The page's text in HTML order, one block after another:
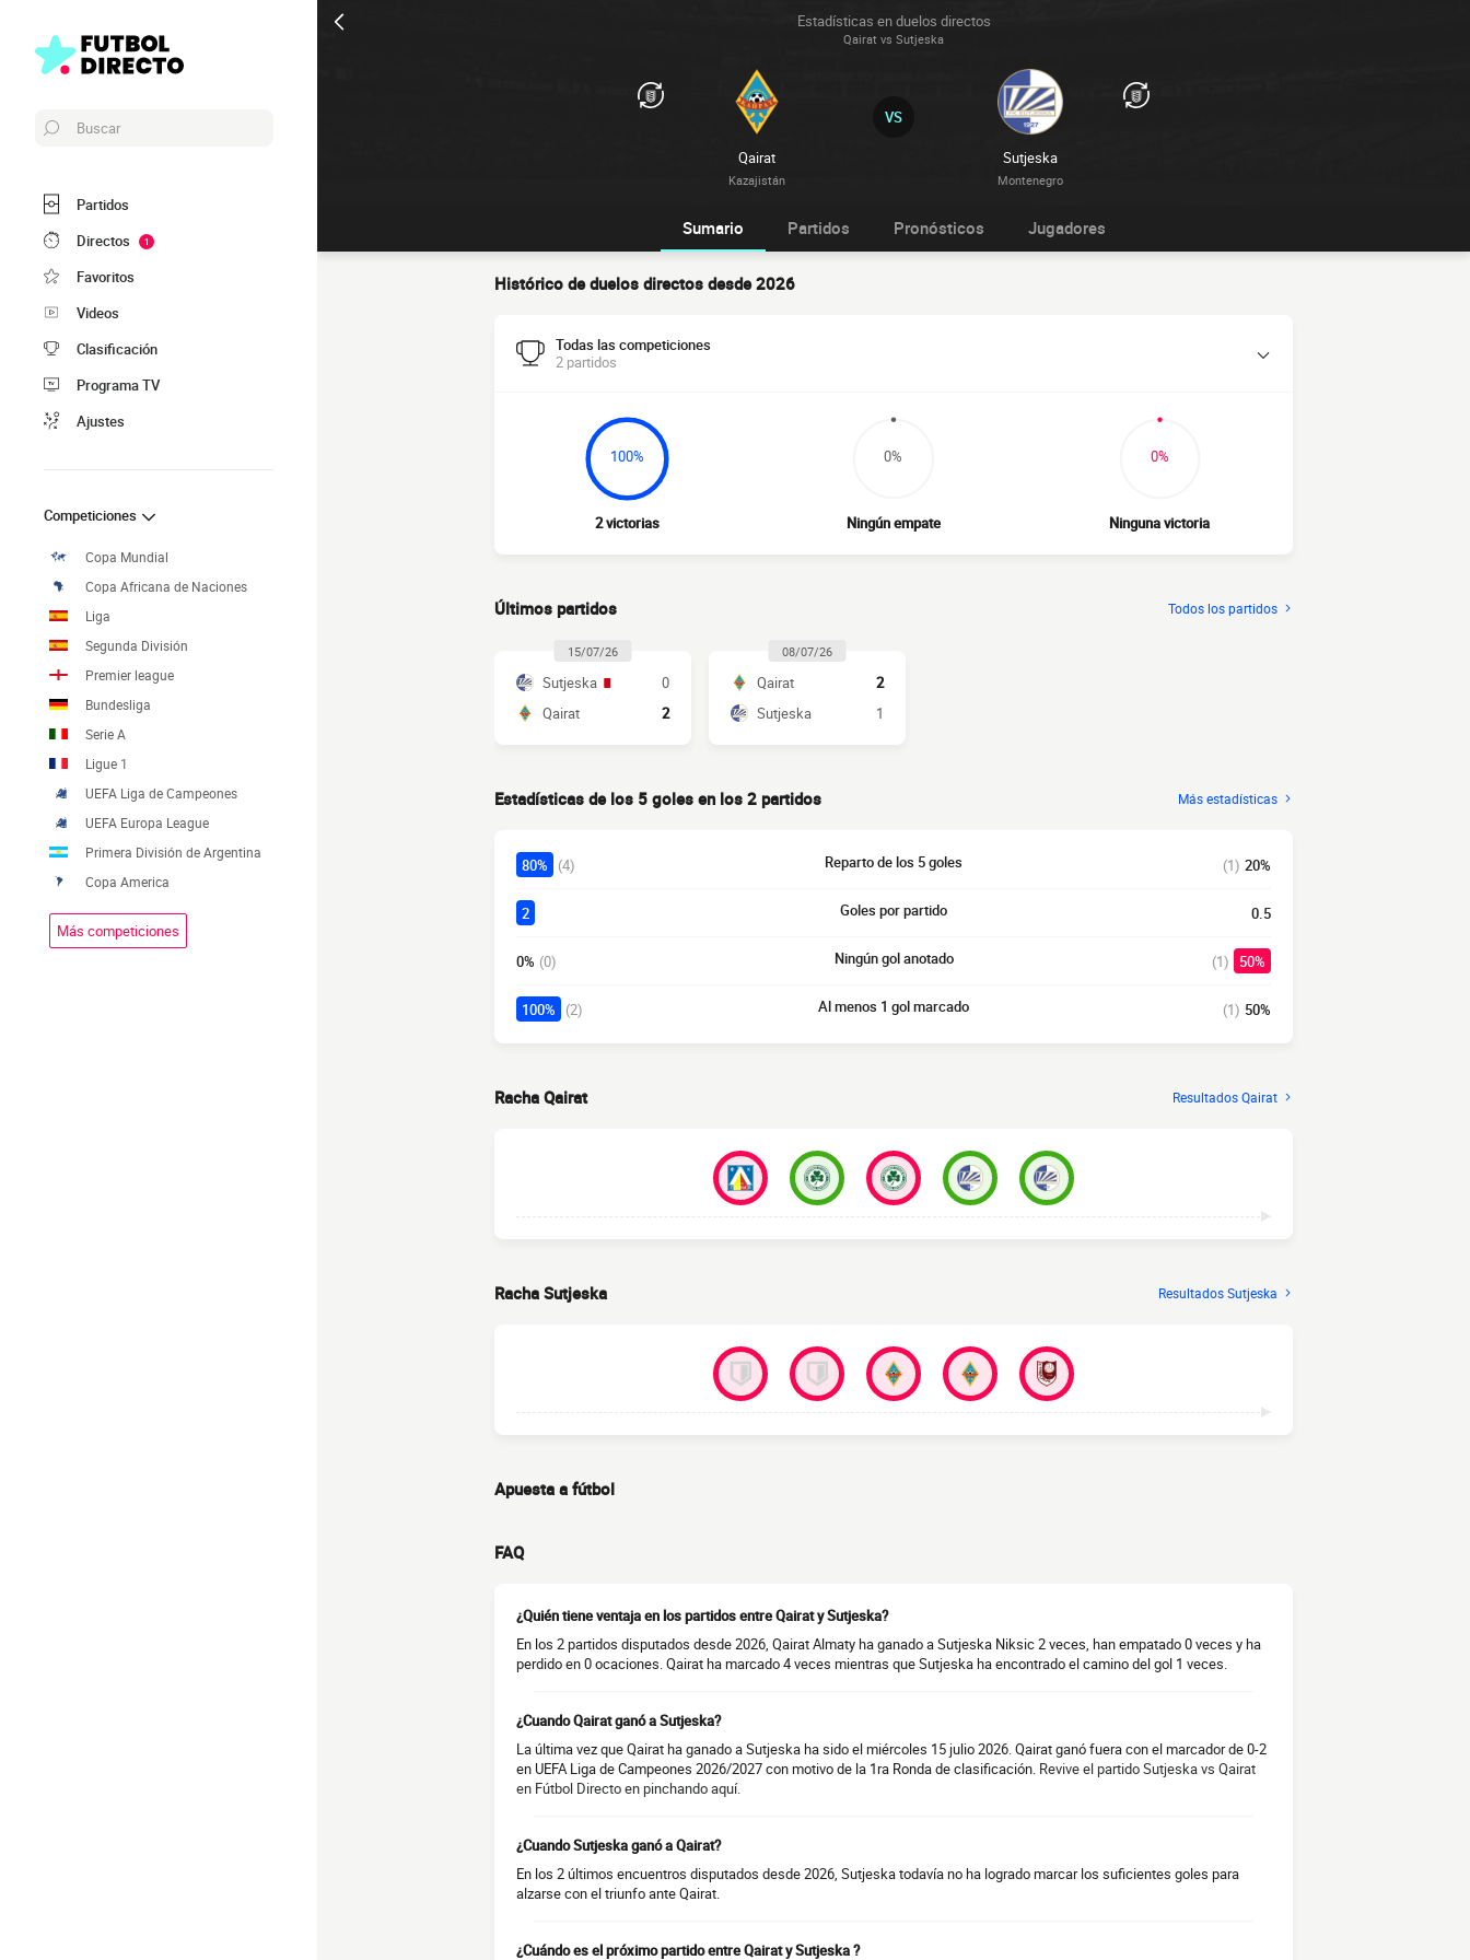
Estadísticas en duelos directos
Qairat vs Sutjeska
Qairat
Kazajistán
Sutjeska
Montenegro
VS
Buscar
Partidos
Directos
1
Favoritos
Videos
Clasificación
Programa TV
Ajustes
Competiciones
Copa Mundial
Copa Africana de Naciones
Liga
Segunda División
Premier league
Bundesliga
Serie A
Ligue 1
UEFA Liga de Campeones
UEFA Europa League
Primera División de Argentina
Copa America
Más competiciones
Sumario Partidos Pronósticos Jugadores
Histórico de duelos directos desde 2026
Todas las competiciones
2 partidos
100%
2 victorias
0%
Ningún empate
0%
Ninguna victoria
Últimos partidos Todos los partidos
15/07/26
Sutjeska
0
Qairat
2
08/07/26
Qairat
2
Sutjeska
1
Estadísticas de los 5 goles en los 2 partidos Más estadísticas
80% (4) Reparto de los 5 goles (1) 20%
2 Goles por partido 0.5
0% (0) Ningún gol anotado (1) 50%
100% (2) Al menos 1 gol marcado (1) 50%
Racha Qairat Resultados Qairat
Racha Sutjeska Resultados Sutjeska
Apuesta a fútbol
FAQ
¿Quién tiene ventaja en los partidos entre Qairat y Sutjeska?
En los 2 partidos disputados desde 2026, Qairat Almaty ha ganado a Sutjeska Niksic 2 veces, han empatado 0 veces y ha
perdido en 0 ocaciones. Qairat ha marcado 4 veces mientras que Sutjeska ha encontrado el camino del gol 1 veces.
¿Cuando Qairat ganó a Sutjeska?
La última vez que Qairat ha ganado a Sutjeska ha sido el miércoles 15 julio 2026. Qairat ganó fuera con el marcador de 0-2
en UEFA Liga de Campeones 2026/2027 con motivo de la 1ra Ronda de clasificación. Revive el partido Sutjeska vs Qairat
en Fútbol Directo en pinchando aquí.
¿Cuando Sutjeska ganó a Qairat?
En los 2 últimos encuentros disputados desde 2026, Sutjeska todavía no ha logrado marcar los suficientes goles para
alzarse con el triunfo ante Qairat.
¿Cuándo es el próximo partido entre Qairat y Sutjeska ?